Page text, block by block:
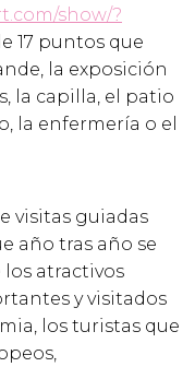
show/?
17 puntos que
la exposición
la capilla, el patio
la enfermería o el
visitas guiadas
año tras año se
atractivos
y visitados
los turistas que